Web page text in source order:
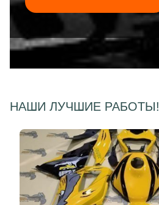
НАШИ ЛУЧШИЕ РАБОТЫ!